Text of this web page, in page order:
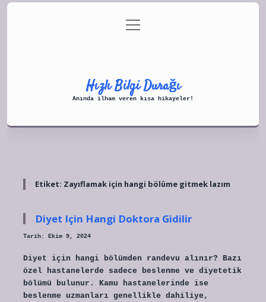
Gizlilik Politikası
menüyü
aç
Hızlı Bilgi Durağı
Anında ilham veren kısa hikayeler!
Etiket: Zayıflamak için hangi bölüme gitmek lazım
Diyet Için Hangi Doktora Gidilir
Tarih: Ekim 9, 2024
Diyet için hangi bölümden randevu alınır? Bazı
özel hastanelerde sadece beslenme ve diyetetik
bölümü bulunur. Kamu hastanelerinde ise
beslenme uzmanları genellikle dahiliye,